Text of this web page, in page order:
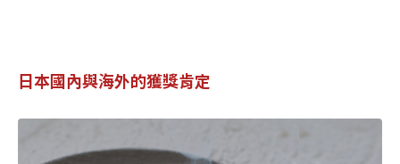
日本國內與海外的獲獎肯定